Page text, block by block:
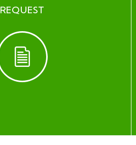
REQUEST